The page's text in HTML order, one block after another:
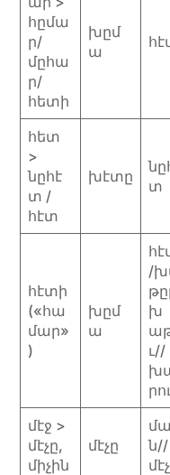
հըմա
ր/
մըհա
ր/
հետի
խըմ
ա
հետ
>
նըհէ
տ /
հէտ
խէտը
տ
հէտի
(«հա
մար»
)
խըմ
ա
/
խ
ւ//
մէջ >
մէչը,
միչին
մէչը
ն//